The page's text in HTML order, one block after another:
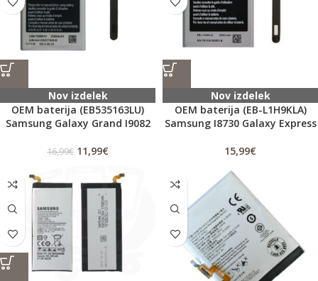
Nov izdelek
OEM baterija (EB535163LU)
Samsung Galaxy Grand I9082
16,99€ 11,99€
Nov izdelek
OEM baterija (EB-L1H9KLA)
Samsung I8730 Galaxy Express
15,99€